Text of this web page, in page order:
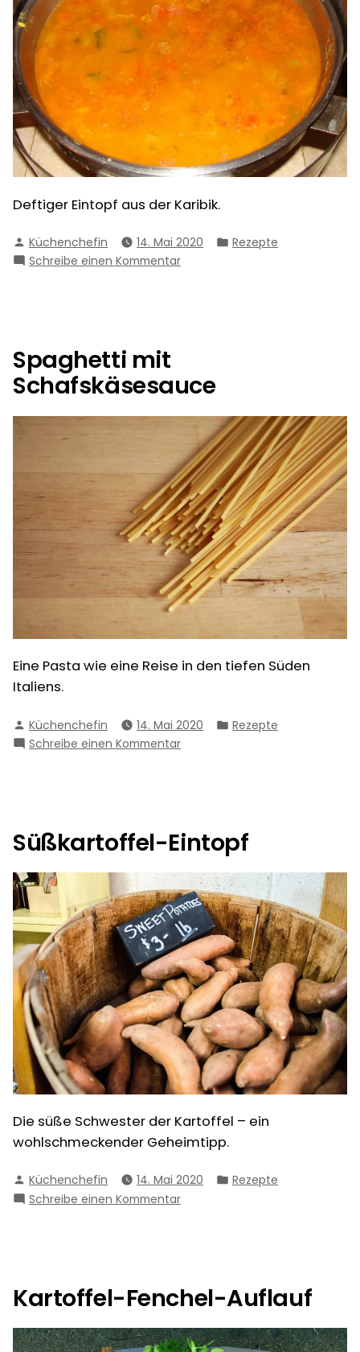
Deftiger Eintopf aus der Karibik.
Verfasst
von
Küchenchefin 14. Mai 2020
Veröffentlicht
Rezepte
Schreibe einen Kommentarzu
Spaghetti mit
Schafskäsesauce
Eine Pasta wie eine Reise in den tiefen Süden
Italiens.
Verfasst
von
Küchenchefin 14. Mai 2020
Veröffentlicht
Rezepte
Schreibe einen Kommentarzu
Süßkartoffel-Eintopf
Die süße Schwester der Kartoffel – ein
wohlschmeckender Geheimtipp.
Verfasst
von
Küchenchefin 14. Mai 2020
Veröffentlicht
Rezepte
Schreibe einen Kommentarzu
Kartoffel-Fenchel-Auflauf